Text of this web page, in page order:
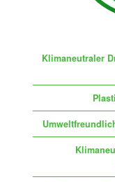
Klimaneutraler